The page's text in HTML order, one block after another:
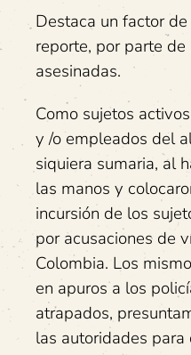
Destaca un factor
reporte, por parte
asesinadas.
Como sujetos
y /o empleados del
siquiera sumaria, al
las manos y
incursión de los
por acusaciones de
Colombia. Los
en apuros a los
atrapados,
las autoridades